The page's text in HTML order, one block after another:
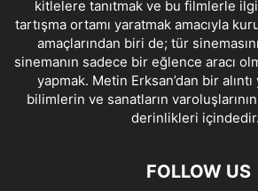
kitlelere tanıtmak ve bu filmlerle
tartışma ortamı yaratmak amacıyla
amaçlarından biri de; tür
sinemanın sadece bir eğlence aracı
yapmak. Metin Erksan’dan bir
bilimlerin ve sanatların varoluşlarının
derinlikleri
FOLLOW US